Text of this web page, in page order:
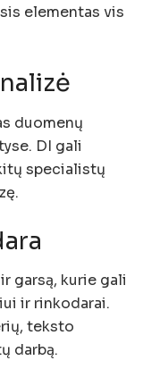
elementas vis
duomenų
DI gali
specialistų
garsą, kurie gali
ir rinkodarai.
teksto
darbą.